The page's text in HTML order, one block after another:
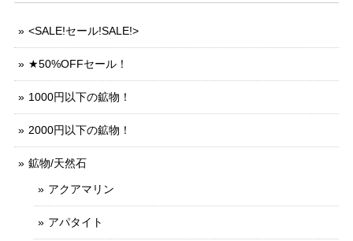
<SALE!セール!SALE!>
★50%OFFセール！
1000円以下の鉱物！
2000円以下の鉱物！
鉱物/天然石
アクアマリン
アパタイト